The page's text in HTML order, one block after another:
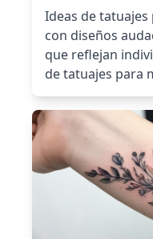
Ideas de tatuajes
con diseños
que reflejan
de tatuajes para
destacan por su
que busques
tattoo o
las tendencias,
inspirarte.